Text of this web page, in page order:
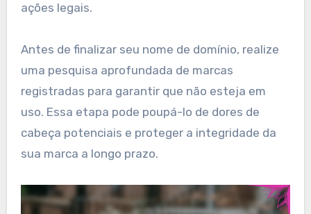
ações legais.
Antes de finalizar seu nome de domínio, realize
uma pesquisa aprofundada de marcas
registradas para garantir que não esteja em
uso. Essa etapa pode poupá-lo de dores de
cabeça potenciais e proteger a integridade da
sua marca a longo prazo.